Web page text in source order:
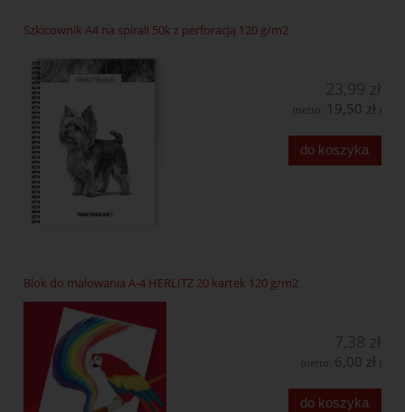
Szkicownik A4 na spirali 50k z perforacją 120 g/m2
(netto: 19,50 zł )
do koszyka
Blok do malowania A-4 HERLITZ 20 kartek 120 g/m2
(netto: 6,00 zł )
do koszyka